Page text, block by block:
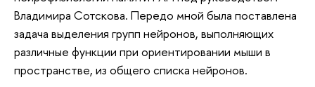
Владимира Сотскова. Передо мной была поставлена
задача выделения групп нейронов, выполняющих
различные функции при ориентировании мыши в
пространстве, из общего списка нейронов.